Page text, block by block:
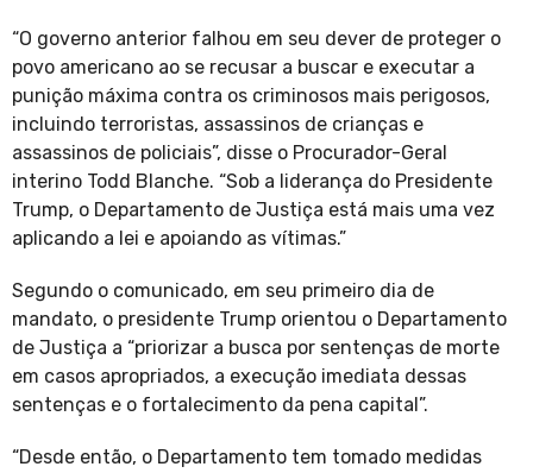
“O governo anterior falhou em seu dever de proteger o
povo americano ao se recusar a buscar e executar a
punição máxima contra os criminosos mais perigosos,
incluindo terroristas, assassinos de crianças e
assassinos de policiais”, disse o Procurador-Geral
interino Todd Blanche. “Sob a liderança do Presidente
Trump, o Departamento de Justiça está mais uma vez
aplicando a lei e apoiando as vítimas.”
Segundo o comunicado, em seu primeiro dia de
mandato, o presidente Trump orientou o Departamento
de Justiça a “priorizar a busca por sentenças de morte
em casos apropriados, a execução imediata dessas
sentenças e o fortalecimento da pena capital”.
“Desde então, o Departamento tem tomado medidas